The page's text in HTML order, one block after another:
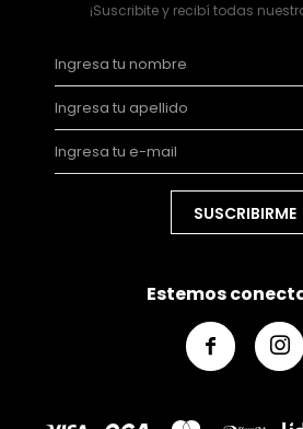
¡Suscribite y recibí todas
SUSCRIBIRME
Estemos
 